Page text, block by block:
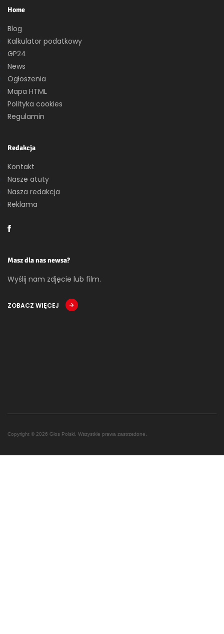
Home
Blog
Kalkulator podatkowy
GP24
News
Ogłoszenia
Mapa HTML
Polityka cookies
Regulamin
Redakcja
Kontakt
Nasze atuty
Nasza redakcja
Reklama
Masz dla nas newsa?
Wyślij nam zdjęcie lub film.
ZOBACZ WIĘCEJ
Copyright © 2026 Głos Polski. Wszystkie prawa zastrzeżone.